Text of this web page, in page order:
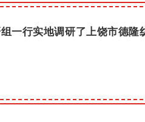
一行实地调研了上饶市德